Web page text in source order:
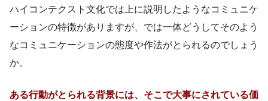
ハイコンテクスト文化では上に説明したようなコミュニケ
ーションの特徴がありますが、では一体どうしてそのよう
なコミュニケーションの態度や作法がとられるのでしょう
か。
ある行動がとられる背景には、そこで大事にされている価